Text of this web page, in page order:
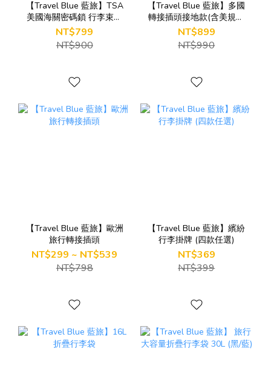
【Travel Blue 藍旅】TSA
美國海關密碼鎖 行李束帶
(綠/紫)
NT$799
NT$900
【Travel Blue 藍旅】多國
轉接插頭接地款(含美規、
歐規、澳規)_TB320
NT$899
NT$990
【Travel Blue 藍旅】歐洲
旅行轉接插頭
NT$299 ~ NT$539
NT$798
【Travel Blue 藍旅】繽紛
行李掛牌 (四款任選)
NT$369
NT$399